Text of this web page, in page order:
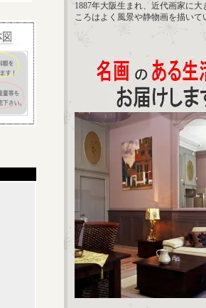
1887年大阪生まれ、近代画家に
ころはよく風景や静物画を描いて